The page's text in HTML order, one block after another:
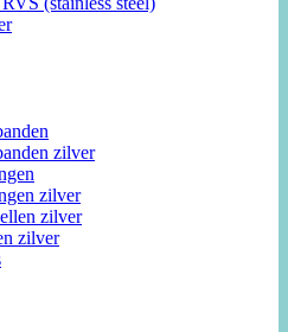
zilver
zilver
zilver
zilver